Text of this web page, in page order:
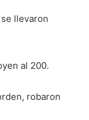
llevaron
al 200.
robaron